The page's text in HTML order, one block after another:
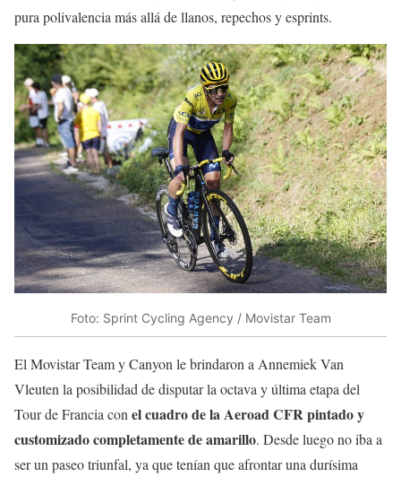
pura polivalencia más allá de llanos, repechos y esprints.
Foto: Sprint Cycling Agency / Movistar Team
El Movistar Team y Canyon le brindaron a Annemiek Van
Vleuten la posibilidad de disputar la octava y última etapa del
Tour de Francia conel cuadro de la Aeroad CFR pintado y
customizado completamente de amarillo. Desde luego no iba a
ser un paseo triunfal, ya que tenían que afrontar una durísima